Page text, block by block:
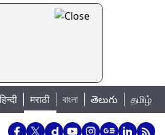
विसर्ग सुरु; नागरिकांना नदीपात्रात न
हिन्दी मराठी বাংলা తెలుగు தமிழ்